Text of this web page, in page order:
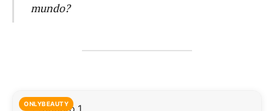
mundo?
ONLYBEAUTY